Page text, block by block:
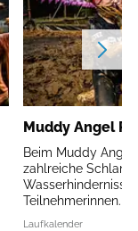
Muddy Angel
Beim Muddy
zahlreiche
Wasserhindernisse
Teilnehmerinnen.
Laufkalender